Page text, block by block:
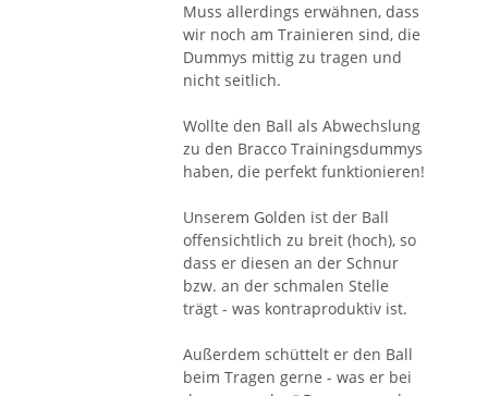
Muss allerdings erwähnen, dass
wir noch am Trainieren sind, die
Dummys mittig zu tragen und
nicht seitlich.
Wollte den Ball als Abwechslung
zu den Bracco Trainingsdummys
haben, die perfekt funktionieren!
Unserem Golden ist der Ball
offensichtlich zu breit (hoch), so
dass er diesen an der Schnur
bzw. an der schmalen Stelle
trägt - was kontraproduktiv ist.
Außerdem schüttelt er den Ball
beim Tragen gerne - was er bei